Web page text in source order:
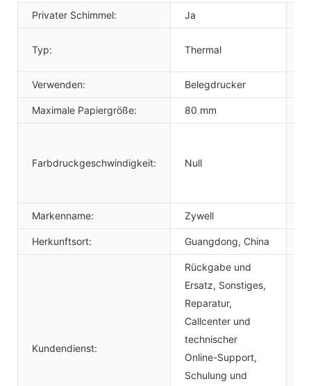
Privater Schimmel:
Ja
Typ: Thermal
Verwenden: Belegdrucker
Maximale Papiergröße: 80 mm
Farbdruckgeschwindigkeit: Null
Markenname: Zywell
Herkunftsort: Guangdong, China
Kundendienst:
Rückgabe und
Ersatz, Sonstiges,
Reparatur,
Callcenter und
technischer
Online-Support,
Schulung und